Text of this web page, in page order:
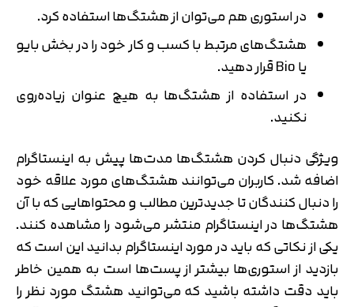
در استوری هم می‌توان از هشتگ‌ها استفاده کرد.
هشتگ‌های مرتبط با کسب و کار خود را در بخش بایو
یا Bio قرار دهید.
در استفاده از هشتگ‌ها به هیچ عنوان زیاده‌روی
نکنید.
ویژگی دنبال کردن هشتگ‌ها مدت‌ها پیش به اینستاگرام
اضافه شد. کاربران می‌توانند هشتگ‌های مورد علاقه خود
را دنبال کنندگان تا جدیدترین مطالب و محتواهایی که با آن
هشتگ‌ها در اینستاگرام منتشر می‌شود را مشاهده کنند.
یکی از نکاتی که باید در مورد اینستاگرام بدانید این است که
بازدید از استوری‌ها بیشتر از پست‌ها است به همین خاطر
باید دقت داشته باشید که می‌توانید هشتگ مورد نظر را